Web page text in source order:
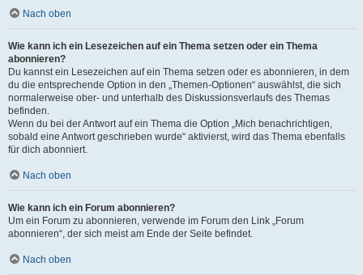
Nach oben
Wie kann ich ein Lesezeichen auf ein Thema setzen oder ein Thema
abonnieren?
Du kannst ein Lesezeichen auf ein Thema setzen oder es abonnieren, in dem
du die entsprechende Option in den „Themen-Optionen“ auswählst, die sich
normalerweise ober- und unterhalb des Diskussionsverlaufs des Themas
befinden.
Wenn du bei der Antwort auf ein Thema die Option „Mich benachrichtigen,
sobald eine Antwort geschrieben wurde“ aktivierst, wird das Thema ebenfalls
für dich abonniert.
Nach oben
Wie kann ich ein Forum abonnieren?
Um ein Forum zu abonnieren, verwende im Forum den Link „Forum
abonnieren“, der sich meist am Ende der Seite befindet.
Nach oben